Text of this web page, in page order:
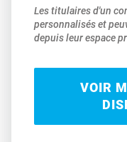
Les titulaires d'un
personnalisés et
depuis leur espace
VOIR